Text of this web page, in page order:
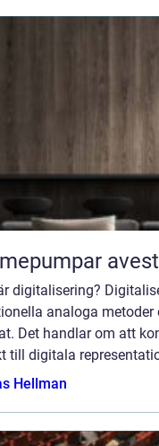
digitalisering?
analoga
Det handlar om att
till digitala
Hellman